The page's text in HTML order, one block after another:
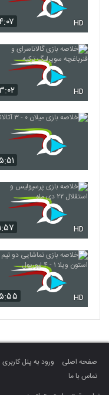
HD
HD
HD
HD
صفحه اصلی ورود به پنل کاربری
تماس با ما